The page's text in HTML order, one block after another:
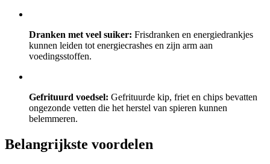
Dranken met veel suiker: Frisdranken en energiedrankjes
kunnen leiden tot energiecrashes en zijn arm aan
voedingsstoffen.
Gefrituurd voedsel: Gefrituurde kip, friet en chips bevatten
ongezonde vetten die het herstel van spieren kunnen
belemmeren.
Belangrijkste voordelen